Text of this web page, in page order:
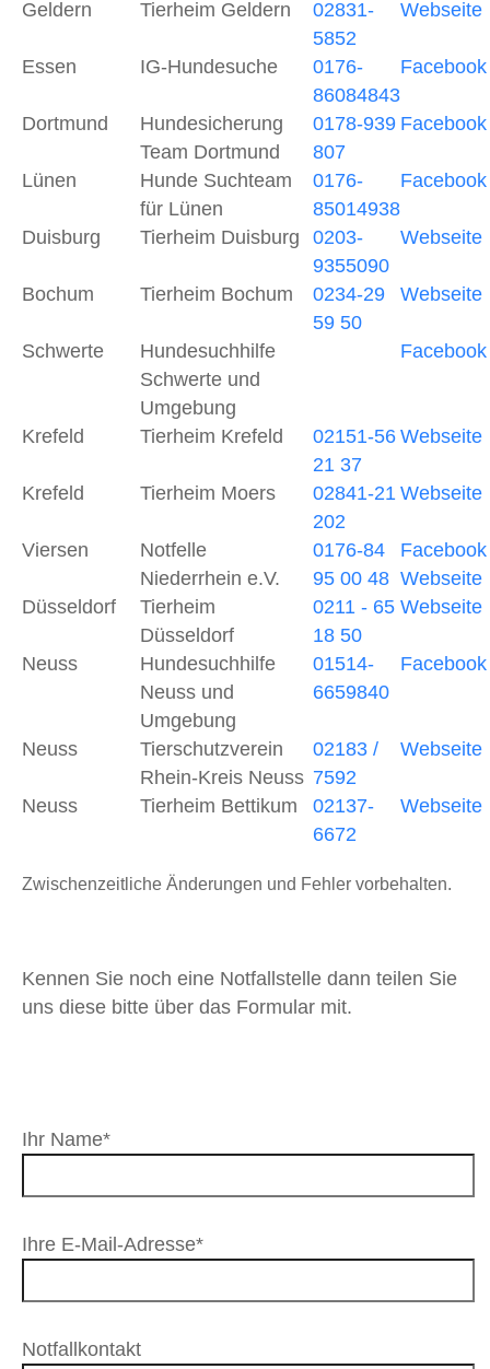
Geldern Tierheim Geldern
02831-
5852
Webseite
Essen IG-Hundesuche
0176-
86084843
Facebook
Dortmund
Hundesicherung
Team Dortmund
0178-939
807
Facebook
Lünen
Hunde Suchteam
für Lünen
0176-
85014938
Facebook
Duisburg Tierheim Duisburg
0203-
9355090
Webseite
Bochum Tierheim Bochum
0234-29
59 50
Webseite
Schwerte
Hundesuchhilfe
Schwerte und
Umgebung
Facebook
Krefeld Tierheim Krefeld
02151-56
21 37
Webseite
Krefeld Tierheim Moers
02841-21
202
Webseite
Viersen
Notfelle
Niederrhein e.V.
0176-84
95 00 48
Facebook
Webseite
Düsseldorf
Tierheim
Düsseldorf
0211 - 65
18 50
Webseite
Neuss
Hundesuchhilfe
Neuss und
Umgebung
01514-
6659840
Facebook
Neuss
Tierschutzverein
Rhein-Kreis Neuss
02183 /
7592
Webseite
Neuss Tierheim Bettikum
02137-
6672
Webseite
Zwischenzeitliche Änderungen und Fehler vorbehalten.
Kennen Sie noch eine Notfallstelle dann teilen Sie
uns diese bitte über das Formular mit.
Ihr Name*
Ihre E-Mail-Adresse*
Notfallkontakt